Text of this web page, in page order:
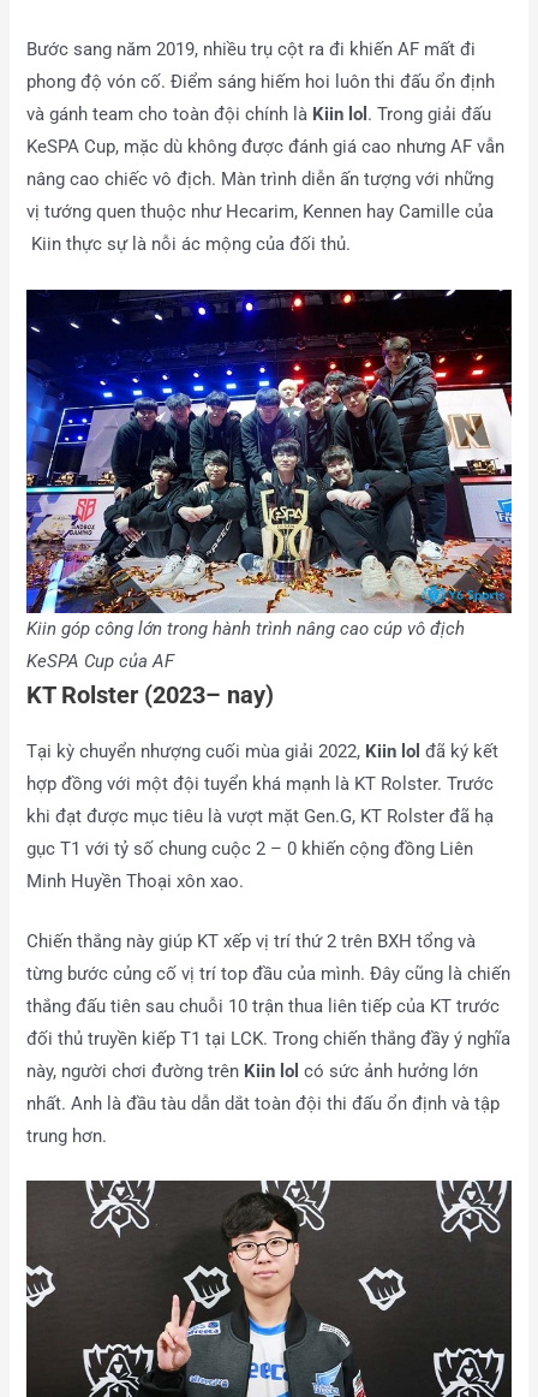
Bước sang năm 2019, nhiều trụ cột ra đi khiến AF mất đi
phong độ vón cố. Điểm sáng hiếm hoi luôn thi đấu ổn định
và gánh team cho toàn đội chính là Kiin lol . Trong giải đấu
KeSPA Cup, mặc dù không được đánh giá cao nhưng AF vẫn
nâng cao chiếc vô địch. Màn trình diễn ấn tượng với những
vị tướng quen thuộc như Hecarim, Kennen hay Camille của
Kiin thực sự là nỗi ác mộng của đối thủ.
Kiin góp công lớn trong hành trình nâng cao cúp vô địch
KeSPA Cup của AF
KT Rolster (2023– nay)
Tại kỳ chuyển nhượng cuối mùa giải 2022, Kiin lol đã ký kết
hợp đồng với một đội tuyển khá mạnh là KT Rolster. Trước
khi đạt được mục tiêu là vượt mặt Gen.G, KT Rolster đã hạ
gục T1 với tỷ số chung cuộc 2 – 0 khiến cộng đồng Liên
Minh Huyền Thoại xôn xao.
Chiến thắng này giúp KT xếp vị trí thứ 2 trên BXH tổng và
từng bước củng cố vị trí top đầu của mình. Đây cũng là chiến
thắng đấu tiên sau chuỗi 10 trận thua liên tiếp của KT trước
đối thủ truyền kiếp T1 tại LCK. Trong chiến thắng đầy ý nghĩa
này, người chơi đường trên Kiin lolcó sức ảnh hưởng lớn
nhất. Anh là đầu tàu dẫn dắt toàn đội thi đấu ổn định và tập
trung hơn.